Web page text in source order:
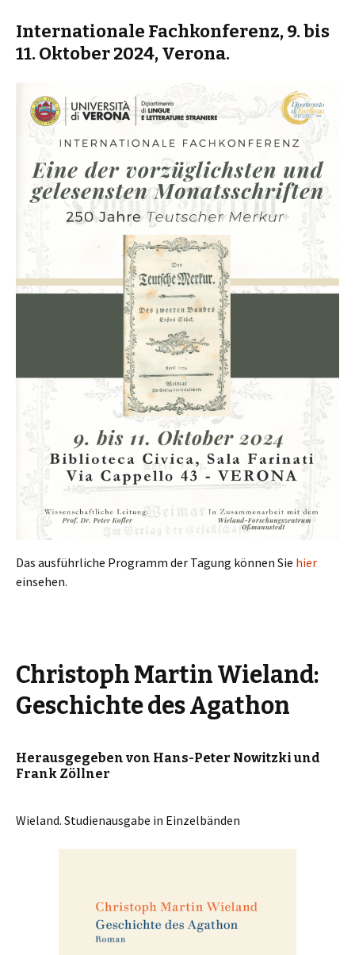
Internationale Fachkonferenz, 9. bis
11. Oktober 2024, Verona.
Das ausführliche Programm der Tagung können Sie hier
einsehen.
Christoph Martin Wieland:
Geschichte des Agathon
Herausgegeben von Hans-Peter Nowitzki und
Frank Zöllner
Wieland. Studienausgabe in Einzelbänden